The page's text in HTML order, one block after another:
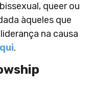
queer ou
àqueles que
na causa
.